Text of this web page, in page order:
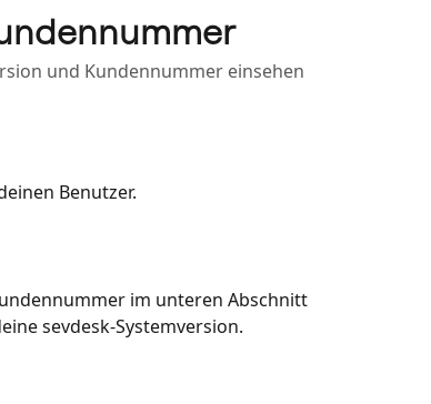
und Kundennummer einsehen
Benutzer.
im unteren Abschnitt
sevdesk-Systemversion.